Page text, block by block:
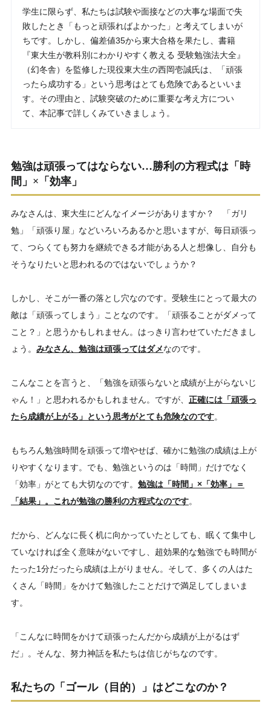
学生に限らず、私たちは試験や面接などの大事な場面で失
敗したとき「もっと頑張ればよかった」と考えてしまいが
ちです。しかし、偏差値35から東大合格を果たし、書籍
『東大生が教科別にわかりやすく教える 受験勉強法大全』
（幻冬舎）を監修した現役東大生の西岡壱誠氏は、「頑張
ったら成功する」という思考はとても危険であるといいま
す。その理由と、試験突破のために重要な考え方につい
て、本記事で詳しくみていきましょう。
勉強は頑張ってはならない…勝利の方程式は「時
間」×「効率」
みなさんは、東大生にどんなイメージがありますか？ 「ガリ
勉」「頑張り屋」などいろいろあるかと思いますが、毎日頑張っ
て、つらくても努力を継続できる才能がある人と想像し、自分も
そうなりたいと思われるのではないでしょうか？
しかし、そこが一番の落とし穴なのです。受験生にとって最大の
敵は「頑張ってしまう」ことなのです。「頑張ることがダメって
こと？」と思うかもしれません。はっきり言わせていただきまし
ょう。 みなさん、勉強は頑張ってはダメなのです。
こんなことを言うと、「勉強を頑張らないと成績が上がらないじ
ゃん！」と思われるかもしれません。ですが、 正確には「頑張っ
たら成績が上がる」という思考がとても危険なのです。
もちろん勉強時間を頑張って増やせば、確かに勉強の成績は上が
りやすくなります。でも、勉強というのは「時間」だけでなく
「効率」がとても大切なのです。 勉強は「時間」×「効率」＝
「結果」。これが勉強の勝利の方程式なのです。
だから、どんなに長く机に向かっていたとしても、眠くて集中し
ていなければ全く意味がないですし、超効果的な勉強でも時間が
たった1分だったら成績は上がりません。そして、多くの人はた
くさん「時間」をかけて勉強したことだけで満足してしまいま
す。
「こんなに時間をかけて頑張ったんだから成績が上がるはず
だ」。そんな、努力神話を私たちは信じがちなのです。
私たちの「ゴール（目的）」はどこなのか？